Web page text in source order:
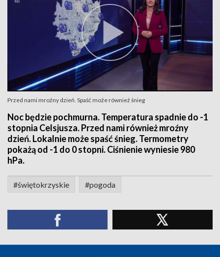
Przed nami mroźny dzień. Spaść może również śnieg
Noc będzie pochmurna. Temperatura spadnie do -1
stopnia Celsjusza. Przed nami również mroźny
dzień. Lokalnie może spaść śnieg. Termometry
pokażą od -1 do 0 stopni. Ciśnienie wyniesie 980
hPa.
#świętokrzyskie #pogoda